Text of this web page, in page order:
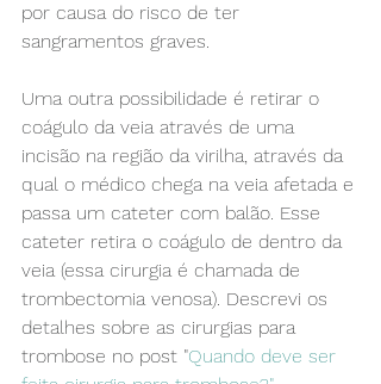
por causa do risco de ter
sangramentos graves.
Uma outra possibilidade é retirar o
coágulo da veia através de uma
incisão na região da virilha, através da
qual o médico chega na veia afetada e
passa um cateter com balão. Esse
cateter retira o coágulo de dentro da
veia (essa cirurgia é chamada de
trombectomia venosa). Descrevi os
detalhes sobre as cirurgias para
trombose no post "Quando deve ser